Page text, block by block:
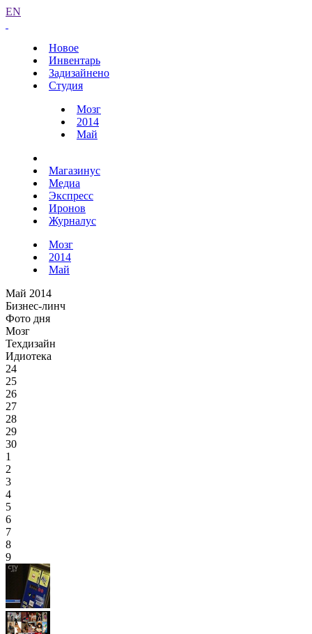
EN
Новое
Инвентарь
Задизайнено
Студия
Мозг
2014
Май
Магазинус
Медиа
Экспресс
Иронов
Журналус
Мозг
2014
Май
Май 2014
Бизнес-линч
Фото дня
Мозг
Техдизайн
Идиотека
24
25
26
27
28
29
30
1
2
3
4
5
6
7
8
9